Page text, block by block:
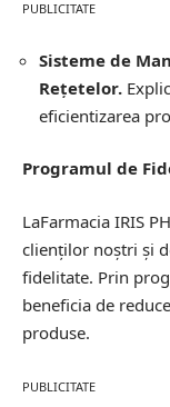
PUBLICITATE
Sisteme de
Rețetelor.
eficientizarea
Programul de
LaFarmacia IRIS
clienților noștri și
fidelitate. Prin
beneficia de
produse.
PUBLICITATE